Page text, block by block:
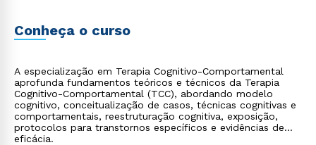
Conheça o curso
A especialização em Terapia Cognitivo-Comportamental
aprofunda fundamentos teóricos e técnicos da Terapia
Cognitivo-Comportamental (TCC), abordando modelo
cognitivo, conceitualização de casos, técnicas cognitivas e
comportamentais, reestruturação cognitiva, exposição,
protocolos para transtornos específicos e evidências de
eficácia.